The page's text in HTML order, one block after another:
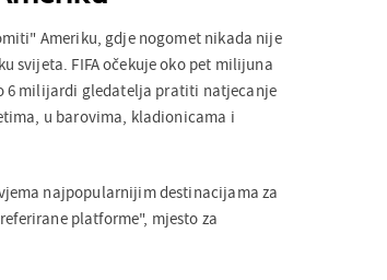
Ameriku, gdje nogomet nikada nije
svijeta. FIFA očekuje oko pet milijuna
6 milijardi gledatelja pratiti natjecanje
u barovima, kladionicama i
najpopularnijim destinacijama za
platforme", mjesto za